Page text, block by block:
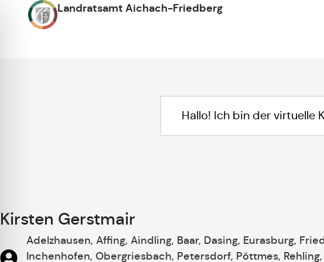
Landratsamt Aichach-Friedberg
Kirsten Gerstmair
Adelzhausen, Affing, Aindling, Baar, Dasing, Eurasburg,
Inchenhofen, Obergriesbach, Petersdorf, Pöttmes,